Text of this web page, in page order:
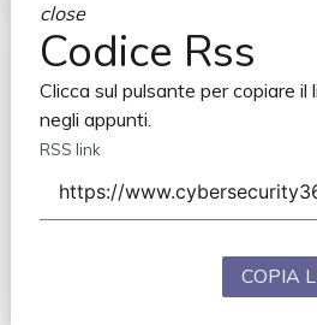
close
Codice Rss
Clicca sul pulsante per copiare il
negli appunti.
RSS link
COPIA